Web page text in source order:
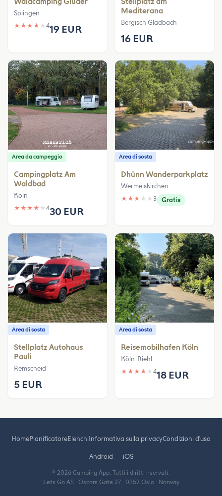
Solingen
★ ★ ★ ★ ★ 419 EUR
Mediterana
Bergisch Gladbach
16 EUR
Area da campeggio
Campingplatz Am
Waldbad
Köln
★ ★ ★ ★ ★ 430 EUR
Area di sosta
Dhünn Wanderparkplatz
Wermelskirchen
★ ★ ★ ★ ★ 3 Gratis
Area di sosta
Stellplatz Autohaus
Pauli
Remscheid
5 EUR
Area di sosta
Reisemobilhafen Köln
Köln-Riehl
★ ★ ★ ★ ★ 418 EUR
HomePianificatoreElenchiInformativa sulla privacyCondizioni d'uso
Android iOS
© 2026 Camping App. Tutti i diritti riservati.
Lets Go AS · Oscars Gate 27 · 0352 Oslo · Norway